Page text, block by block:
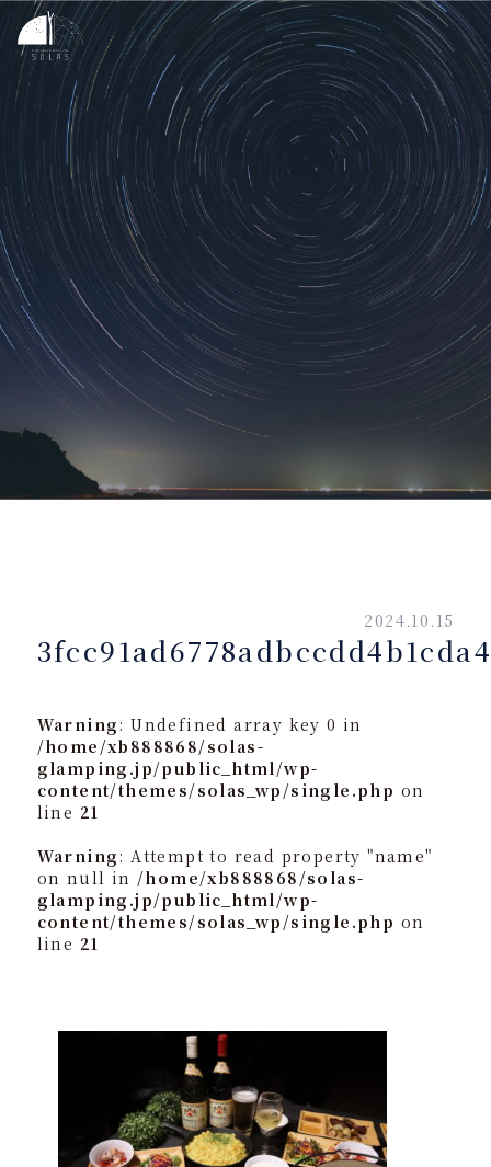
2024.10.15
Warning: Undefined array key 0 in
/home/xb888868/solas-
glamping.jp/public_html/wp-
content/themes/solas_wp/single.php on
line 21
Warning: Attempt to read property "name"
on null in /home/xb888868/solas-
glamping.jp/public_html/wp-
content/themes/solas_wp/single.php on
line 21